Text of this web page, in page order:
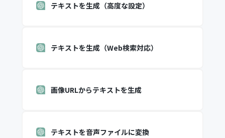
テキストを生成（高度な設定）
テキストを生成（Web検索対応）
画像URLからテキストを生成
テキストを音声ファイルに変換